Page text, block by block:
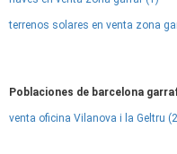
terrenos solares en venta zona
Poblaciones de barcelona
venta oficina Vilanova i la Geltru